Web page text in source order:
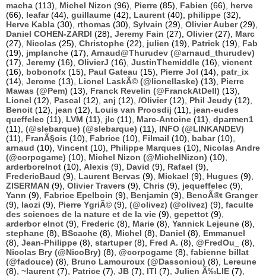
macha (113), Michel Nizon (96), Pierre (85), Fabien (66), herve
(66), leafar(44), guillaume (42), Laurent (40), philippe (32),
Herve Kabla (30), rthomas (30), Sylvain (29), Olivier Auber(29),
Daniel COHEN-ZARDI (28), Jeremy Fain (27), Olivier(27), Marc
(27), Nicolas (25), Christophe (22), julien (19), Patrick (19), Fab
(19), jmplanche (17), Arnaud@Thurudev (@arnaud_thurudev)
(17), Jeremy (16), OlivierJ (16), JustinThemiddle (16), vicnent
(16), bobonofx (15), Paul Gateau (15), Pierre Jol (14), patr_ix
(14), Jerome (13), Lionel LaskÃ© (@lionellaske) (13), Pierre
Mawas (@Pem) (13), Franck Revelin (@FranckAtDell) (13),
Lionel (12), Pascal (12), anj (12), /Olivier(12), Phil Jeudy (12),
Benoit (12), jean (12), Louis van Proosdij (11), jean-eudes
queffelec (11), LVM (11), jlc (11), Marc-Antoine (11), dparmen1
(11), (@slebarque) (@slebarque) (11), INFO (@LINKANDEV)
(11), FranÃ§ois (10), Fabrice (10), Filmail (10), babar(10),
arnaud (10), Vincent (10), Philippe Marques (10), Nicolas Andre
(@corpogame) (10), Michel Nizon (@MichelNizon) (10),
arderborelnot (10), Alexis (9), David (9), Rafael (9),
FredericBaud (9), Laurent Bervas (9), Mickael (9), Hugues (9),
ZISERMAN (9), Olivier Travers (9), Chris (9), jequeffelec (9),
Yann (9), Fabrice Epelboin (9), Benjamin (9), BenoÃ®t Granger
(9), laozi (9), Pierre YgriÃ© (9), (@olivez) (@olivez) (9), faculte
des sciences de la nature et de la vie (9), gepettot (9),
arderbor elnot (9), Frederic (8), Marie (8), Yannick Lejeune (8),
stephane (8), BScache (8), Michel (8), Daniel (8), Emmanuel
(8), Jean-Philippe (8), startuper(8), Fred A. (8), @FredOu_
(8),
Nicolas Bry (@NicoBry) (8), @corpogame (8), fabienne billat
(@fadouce) (8), Bruno Lamouroux (@Dassoniou) (8), Lereune
(8), ~laurent (7), Patrice (7), JB (7), ITI (7), Julien Ã‰LIE (7),